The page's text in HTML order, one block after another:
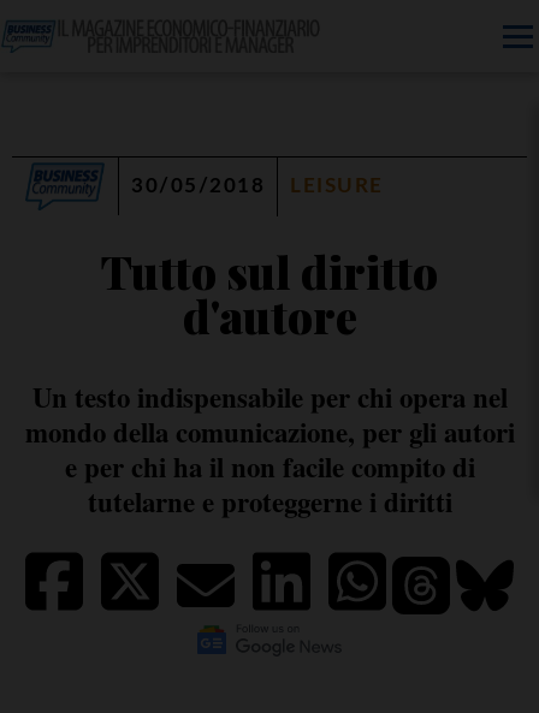
30/05/2018 LEISURE
Tutto sul diritto
d'autore
Un testo indispensabile per chi opera nel
mondo della comunicazione, per gli autori
e per chi ha il non facile compito di
tutelarne e proteggerne i diritti